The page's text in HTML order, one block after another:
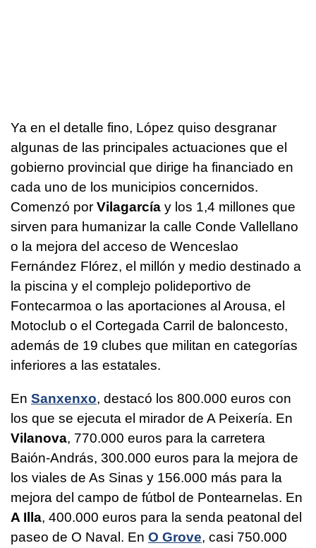
Ya en el detalle fino, López quiso desgranar
algunas de las principales actuaciones que el
gobierno provincial que dirige ha financiado en
cada uno de los municipios concernidos.
Comenzó por Vilagarcía y los 1,4 millones que
sirven para humanizar la calle Conde Vallellano
o la mejora del acceso de Wenceslao
Fernández Flórez, el millón y medio destinado a
la piscina y el complejo polideportivo de
Fontecarmoa o las aportaciones al Arousa, el
Motoclub o el Cortegada Carril de baloncesto,
además de 19 clubes que militan en categorías
inferiores a las estatales.
En Sanxenxo, destacó los 800.000 euros con
los que se ejecuta el mirador de A Peixería. En
Vilanova, 770.000 euros para la carretera
Baión-András, 300.000 euros para la mejora de
los viales de As Sinas y 156.000 más para la
mejora del campo de fútbol de Pontearnelas. En
A Illa, 400.000 euros para la senda peatonal del
paseo de O Naval. En O Grove, casi 750.000